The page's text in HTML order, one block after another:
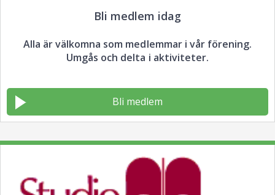
Bli medlem idag
Alla är välkomna som medlemmar i vår förening.
Umgås och delta i aktiviteter.
Bli medlem